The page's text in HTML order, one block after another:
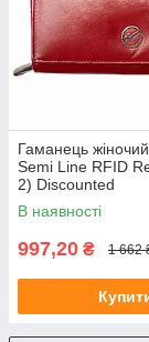
Гаманець
Semi Line RFID
2) Discounted
В наявності
997,20 ₴ 1 662